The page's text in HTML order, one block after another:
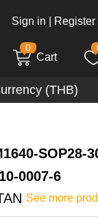
Sign in Register
0
Cart
(THB)
SOP28-
0007-6
See more